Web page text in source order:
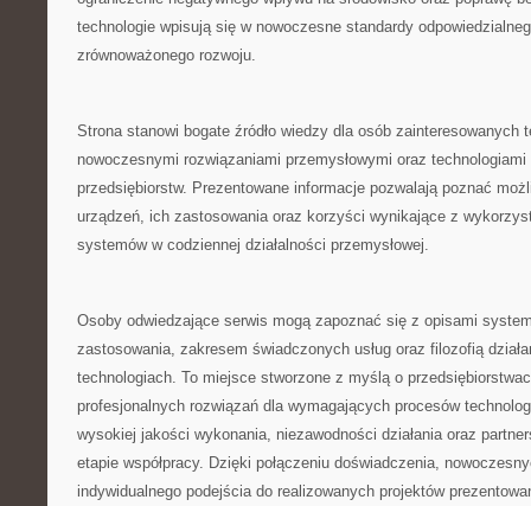
technologie wpisują się w nowoczesne standardy
zrównoważonego rozwoju.
Strona stanowi bogate źródło wiedzy dla osób zainteresowanych
nowoczesnymi rozwiązaniami przemysłowymi oraz
przedsiębiorstw. Prezentowane informacje pozwalają poznać
urządzeń, ich zastosowania oraz korzyści wynikające z
systemów w codziennej działalności przemysłowej.
Osoby odwiedzające serwis mogą zapoznać się z opisami
zastosowania, zakresem świadczonych usług oraz filozofią
technologiach. To miejsce stworzone z myślą o
profesjonalnych rozwiązań dla wymagających procesów
wysokiej jakości wykonania, niezawodności działania oraz
etapie współpracy. Dzięki połączeniu doświadczenia,
indywidualnego podejścia do realizowanych projektów